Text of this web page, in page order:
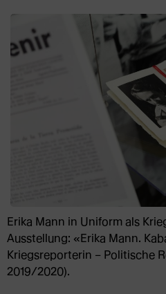
Erika Mann in Uniform als
Ausstellung: «Erika Mann.
Kriegsreporterin – Politische
2019/2020).